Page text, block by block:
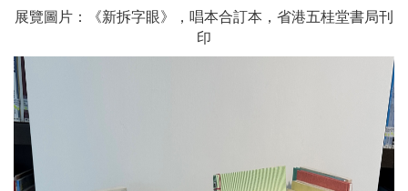
展覽圖片：《新拆字眼》，唱本合訂本，省港五桂堂書局刊
印